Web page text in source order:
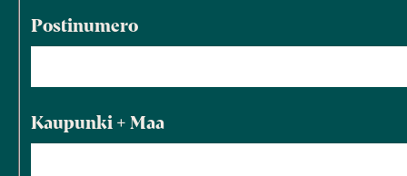
Postinumero
Kaupunki + Maa